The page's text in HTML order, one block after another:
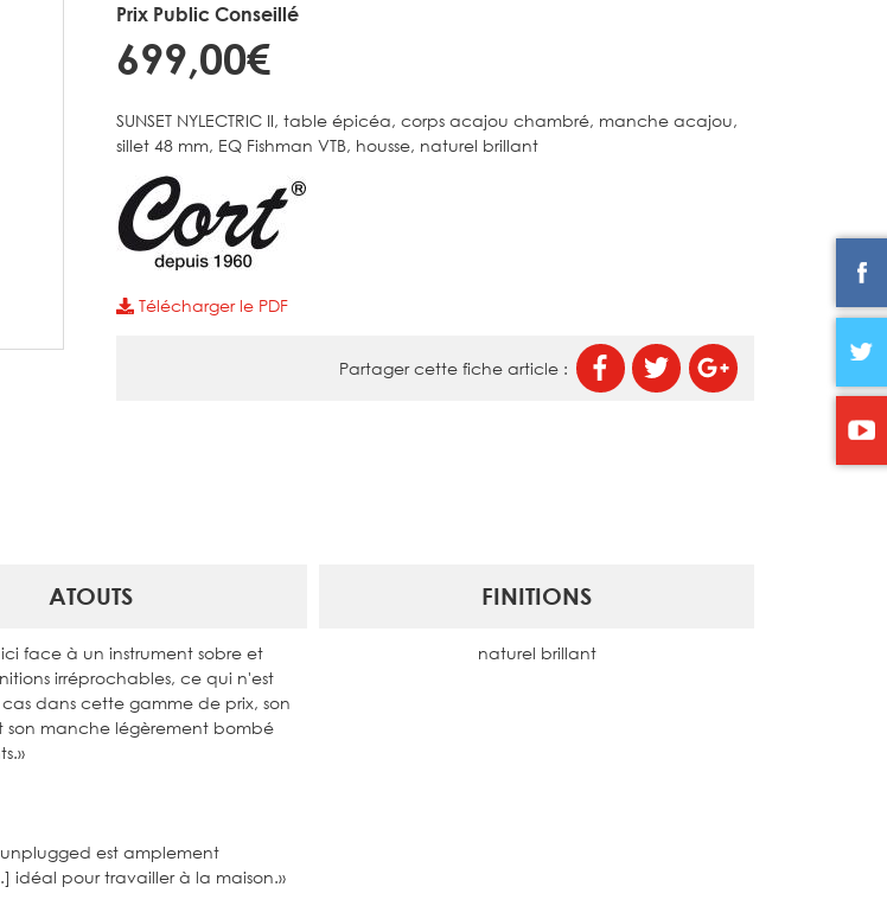
Prix Public Conseillé
699,00€
SUNSET NYLECTRIC II, table épicéa, corps acajou chambré, manche acajou,
sillet 48 mm, EQ Fishman VTB, housse, naturel brillant
Télécharger le PDF
Partager cette fiche article :
ATOUTS
ici face à un instrument sobre et
irréprochables, ce qui n'est
dans cette gamme de prix, son
son manche légèrement bombé
est amplement
idéal pour travailler à la maison.»
FINITIONS
naturel brillant